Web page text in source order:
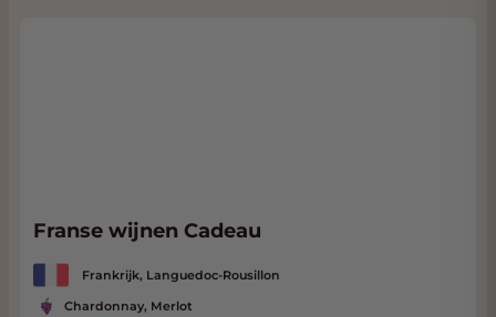
Franse wijnen Cadeau
Frankrijk, Languedoc-Rousillon
Chardonnay, Merlot